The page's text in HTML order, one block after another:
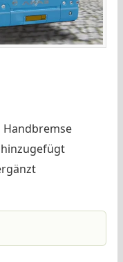
Handbremse
hinzugefügt